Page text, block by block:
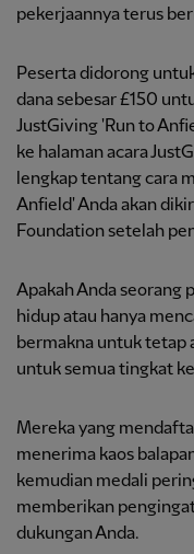
pekerjaannya terus
Peserta didorong
dana sebesar £150
JustGiving 'Run to
ke halaman acara
lengkap tentang cara
Anfield' Anda akan
Foundation setelah
Apakah Anda seorang
hidup atau hanya
bermakna untuk tetap
untuk semua tingkat
Mereka yang
menerima kaos
kemudian medali
memberikan
dukungan Anda.